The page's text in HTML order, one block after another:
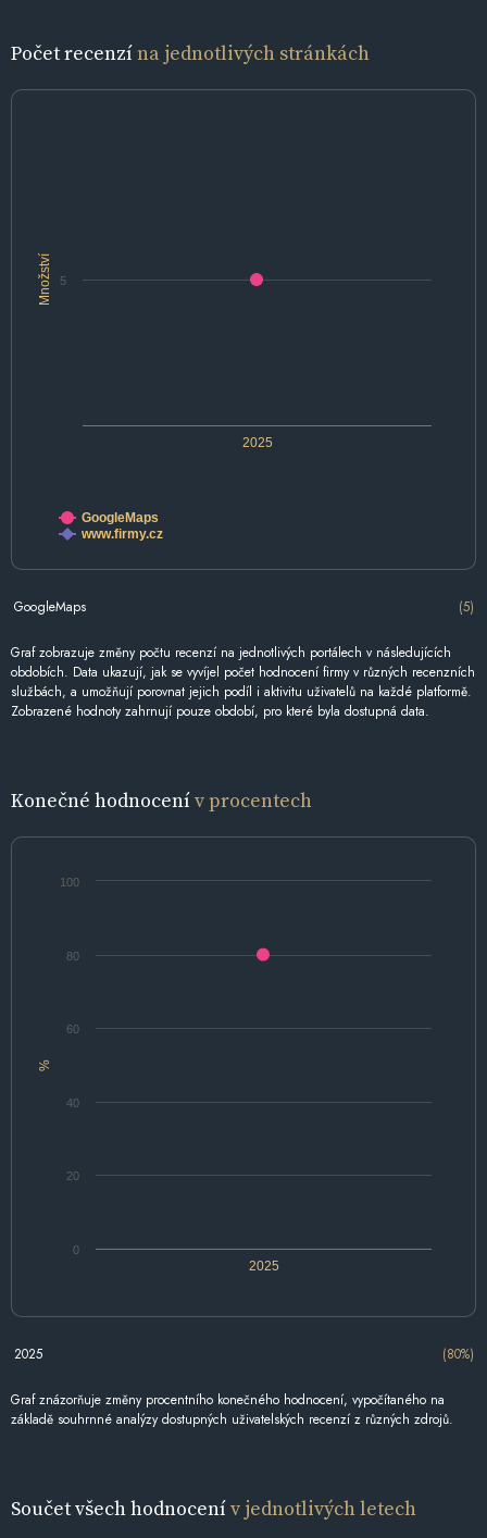
Počet recenzína jednotlivých stránkách
Množství
2025
5
GoogleMaps
www.firmy.cz
GoogleMaps (5)
Graf zobrazuje změny počtu recenzí na jednotlivých portálech v následujících
obdobích. Data ukazují, jak se vyvíjel počet hodnocení firmy v různých recenzních
službách, a umožňují porovnat jejich podíl i aktivitu uživatelů na každé platformě.
Zobrazené hodnoty zahrnují pouze období, pro které byla dostupná data.
Konečné hodnocenív procentech
%
2025
0
20
40
60
80
100
2025 (80%)
Graf znázorňuje změny procentního konečného hodnocení, vypočítaného na
základě souhrnné analýzy dostupných uživatelských recenzí z různých zdrojů.
Součet všech hodnocenív jednotlivých letech